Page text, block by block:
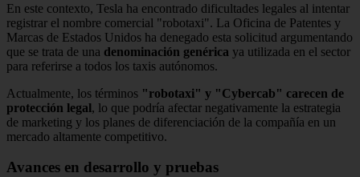
En este contexto, Tesla ha encontrado dificultades legales al intentar
registrar el nombre comercial "robotaxi". La Oficina de Patentes y
Marcas de Estados Unidos ha denegado esta solicitud argumentando
que se trata de una denominación genérica ya utilizada en el sector
para referirse a todos los taxis autónomos.
Actualmente, los términos "robotaxi" y "Cybercab" carecen de
protección legal, lo que podría afectar negativamente la estrategia
de marketing y los planes de diferenciación de la compañía en un
mercado altamente competitivo.
Avances en desarrollo y pruebas